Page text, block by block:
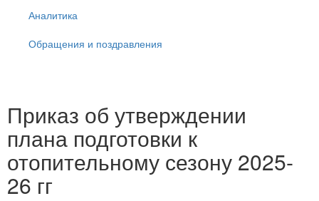
Аналитика
Обращения и поздравления
Приказ об утверждении
плана подготовки к
отопительному сезону 2025-
26 гг